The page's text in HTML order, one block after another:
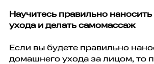
Научитесь правильно наносить
ухода и делать самомассаж
Если вы будете правильно
домашнего ухода за лицом, то